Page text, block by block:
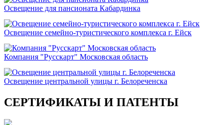
Освещение для пансионата Кабардинка
Освещение семейно-туристического комплекса г. Ейск
Компания "Русскарт" Московская область
Освещение центральной улицы г. Белореченска
СЕРТИФИКАТЫ И ПАТЕНТЫ